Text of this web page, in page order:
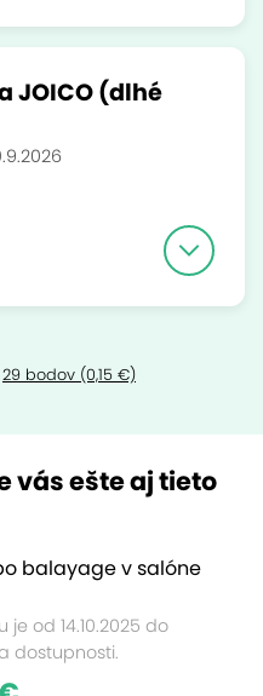
JOICO (dlhé
29 bodov (0,15 €)
vás ešte aj tieto
balayage v salóne
je od 14.10.2025 do
dostupnosti.